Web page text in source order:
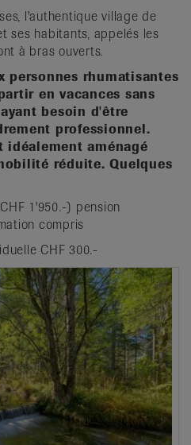
l'authentique village de
ses habitants, appelés les
à bras ouverts.
personnes rhumatisantes
en vacances sans
besoin d'être
professionnel.
idéalement aménagé
réduite. Quelques
1'950.-) pension
compris
CHF 300.-